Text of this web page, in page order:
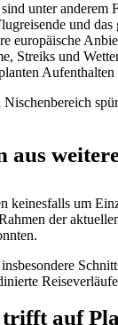
unter
und das
europäische
Streiks und
keinesfalls um
der
insbesondere
trifft auf